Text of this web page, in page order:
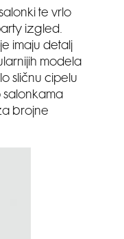
te vrlo
izgled.
imaju detalj
modela
sličnu cipelu
salonkama
brojne